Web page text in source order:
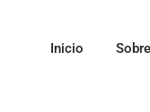
Inicio